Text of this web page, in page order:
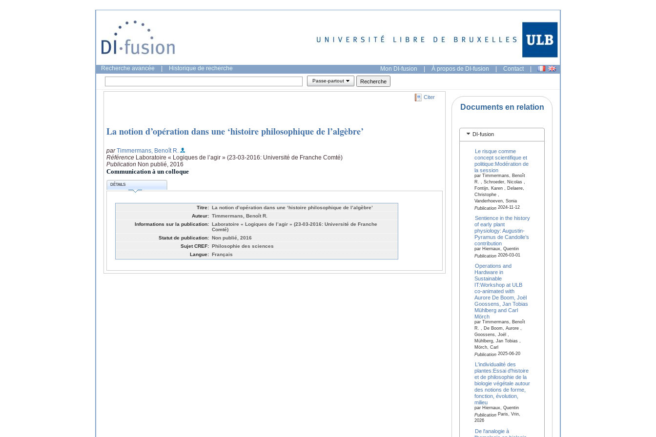
Recherche avancée Historique de recherche Mon DI-fusion | À propos de DI-fusion | Contact |
Passe-partout
Citer
La notion d’opération dans une ‘histoire philosophique de l’algèbre’
parTimmermans, Benoît R.
Référence Laboratoire « Logiques de l’agir » (23-03-2016: Université de Franche Comté)
Publication Non publié, 2016
Communication à un colloque
DÉTAILS
Titre: La notion d’opération dans une ‘histoire philosophique de l’algèbre’
Auteur: Timmermans, Benoît R.
Informations sur la publication: Laboratoire « Logiques de l’agir » (23-03-2016: Université de Franche
Comté)
Statut de publication: Non publié, 2016
Sujet CREF: Philosophie des sciences
Langue: Français
Documents en relation
DI-fusion
Le risque comme
concept scientifique et
politique:Modération de
la session
par Timmermans, Benoît
R. , Schroeder, Nicolas ,
Fontijn, Karen , Delaere,
Christophe ,
Vanderhoeven, Sonia
Publication2024-11-12
Sentience in the history
of early plant
physiology: Augustin-
Pyramus de Candolle’s
contribution
par Hiernaux, Quentin
Publication2026-03-01
Operations and
Hardware in
Sustainable
IT:Workshop at ULB
co-animated with
Aurore De Boom, Joël
Goossens, Jan Tobias
Mühlberg and Carl
Mörch
par Timmermans, Benoît
R. , De Boom, Aurore ,
Goossens, Joël ,
Mühlberg, Jan Tobias ,
Mörch, Carl
Publication2025-06-20
L'individualité des
plantes:Essai d'histoire
et de philosophie de la
biologie végétale autour
des notions de forme,
fonction, évolution,
milieu
par Hiernaux, Quentin
PublicationParis, Vrin,
2026
De l'analogie à